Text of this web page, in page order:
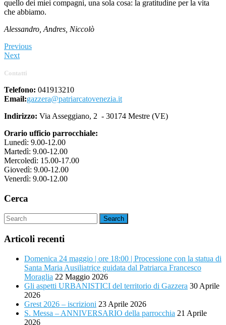
quello dei miei compagni, una sola cosa: la gratitudine per la vita
che abbiamo.
Alessandro, Andres, Niccolò
Previous
Next
Contatti
Telefono: 041913210
Email:gazzera@patriarcatovenezia.it
Indirizzo: Via Asseggiano, 2 - 30174 Mestre (VE)
Orario ufficio parrocchiale:
Lunedì: 9.00-12.00
Martedì: 9.00-12.00
Mercoledì: 15.00-17.00
Giovedì: 9.00-12.00
Venerdì: 9.00-12.00
Cerca
Articoli recenti
Domenica 24 maggio | ore 18:00 | Processione con la statua di
Santa Maria Ausiliatrice guidata dal Patriarca Francesco
Moraglia 22 Maggio 2026
Gli aspetti URBANISTICI del territorio di Gazzera 30 Aprile
2026
Grest 2026 – iscrizioni 23 Aprile 2026
S. Messa – ANNIVERSARIO della parrocchia 21 Aprile
2026